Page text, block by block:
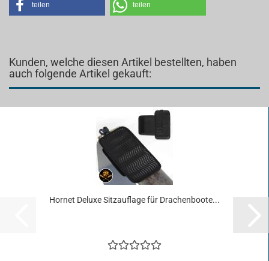
teilen teilen
Kunden, welche diesen Artikel bestellten, haben
auch folgende Artikel gekauft:
Hor­net De­lu­xe Sitz­auf­la­ge für Dra­chen­boo­te...